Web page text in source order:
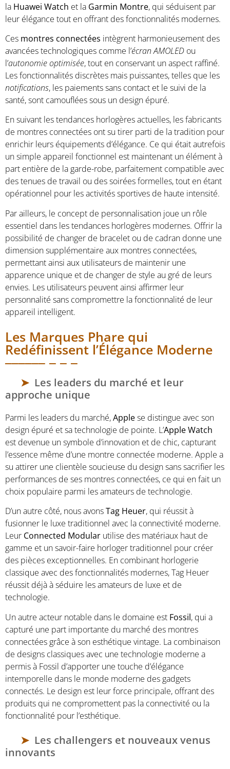
la Huawei Watch et la Garmin Montre, qui séduisent par
leur élégance tout en offrant des fonctionnalités modernes.
Ces montres connectées intègrent harmonieusement des
avancées technologiques comme l’écran AMOLED ou
l’autonomie optimisée, tout en conservant un aspect raffiné.
Les fonctionnalités discrètes mais puissantes, telles que les
notifications, les paiements sans contact et le suivi de la
santé, sont camouflées sous un design épuré.
En suivant les tendances horlogères actuelles, les fabricants
de montres connectées ont su tirer parti de la tradition pour
enrichir leurs équipements d’élégance. Ce qui était autrefois
un simple appareil fonctionnel est maintenant un élément à
part entière de la garde-robe, parfaitement compatible avec
des tenues de travail ou des soirées formelles, tout en étant
opérationnel pour les activités sportives de haute intensité.
Par ailleurs, le concept de personnalisation joue un rôle
essentiel dans les tendances horlogères modernes. Offrir la
possibilité de changer de bracelet ou de cadran donne une
dimension supplémentaire aux montres connectées,
permettant ainsi aux utilisateurs de maintenir une
apparence unique et de changer de style au gré de leurs
envies. Les utilisateurs peuvent ainsi affirmer leur
personnalité sans compromettre la fonctionnalité de leur
appareil intelligent.
Les Marques Phare qui
Redéfinissent l’Élégance Moderne
Les leaders du marché et leur
approche unique
Parmi les leaders du marché,Applese distingue avec son
design épuré et sa technologie de pointe. L’Apple Watch
est devenue un symbole d’innovation et de chic, capturant
l’essence même d’une montre connectée moderne. Apple a
su attirer une clientèle soucieuse du design sans sacrifier les
performances de ses montres connectées, ce qui en fait un
choix populaire parmi les amateurs de technologie.
D’un autre côté, nous avonsTag Heuer, qui réussit à
fusionner le luxe traditionnel avec la connectivité moderne.
Leur Connected Modular utilise des matériaux haut de
gamme et un savoir-faire horloger traditionnel pour créer
des pièces exceptionnelles. En combinant horlogerie
classique avec des fonctionnalités modernes, Tag Heuer
réussit déjà à séduire les amateurs de luxe et de
technologie.
Un autre acteur notable dans le domaine est Fossil, qui a
capturé une part importante du marché des montres
connectées grâce à son esthétique vintage. La combinaison
de designs classiques avec une technologie moderne a
permis à Fossil d’apporter une touche d’élégance
intemporelle dans le monde moderne des gadgets
connectés. Le design est leur force principale, offrant des
produits qui ne compromettent pas la connectivité ou la
fonctionnalité pour l’esthétique.
Les challengers et nouveaux venus
innovants